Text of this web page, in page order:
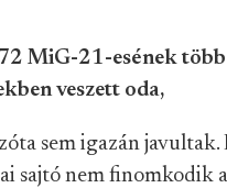
MiG-21-esének
veszett oda,
sem igazán javultak.
sajtó nem finomkodik